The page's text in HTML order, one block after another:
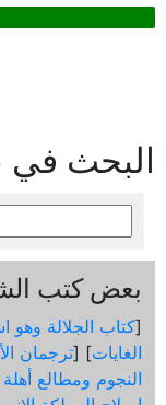
البحث في
بعض كتب
[كتاب الجلالة وهو
الغايات] [ترجمان
النجوم ومطالع أهلة